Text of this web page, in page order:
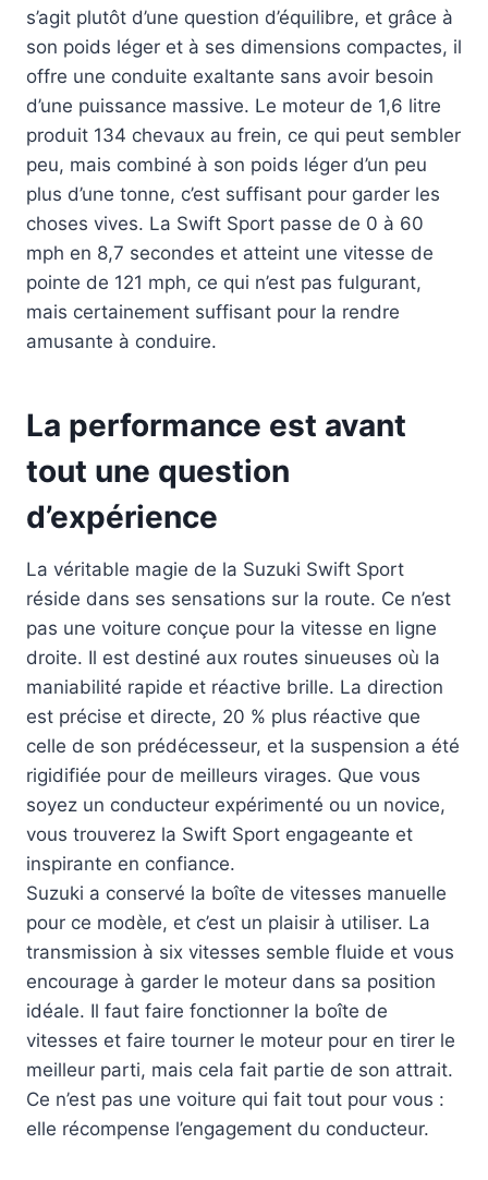
s’agit plutôt d’une question d’équilibre, et grâce à
son poids léger et à ses dimensions compactes, il
offre une conduite exaltante sans avoir besoin
d’une puissance massive. Le moteur de 1,6 litre
produit 134 chevaux au frein, ce qui peut sembler
peu, mais combiné à son poids léger d’un peu
plus d’une tonne, c’est suffisant pour garder les
choses vives. La Swift Sport passe de 0 à 60
mph en 8,7 secondes et atteint une vitesse de
pointe de 121 mph, ce qui n’est pas fulgurant,
mais certainement suffisant pour la rendre
amusante à conduire.
La performance est avant
tout une question
d’expérience
La véritable magie de la Suzuki Swift Sport
réside dans ses sensations sur la route. Ce n’est
pas une voiture conçue pour la vitesse en ligne
droite. Il est destiné aux routes sinueuses où la
maniabilité rapide et réactive brille. La direction
est précise et directe, 20 % plus réactive que
celle de son prédécesseur, et la suspension a été
rigidifiée pour de meilleurs virages. Que vous
soyez un conducteur expérimenté ou un novice,
vous trouverez la Swift Sport engageante et
inspirante en confiance.
Suzuki a conservé la boîte de vitesses manuelle
pour ce modèle, et c’est un plaisir à utiliser. La
transmission à six vitesses semble fluide et vous
encourage à garder le moteur dans sa position
idéale. Il faut faire fonctionner la boîte de
vitesses et faire tourner le moteur pour en tirer le
meilleur parti, mais cela fait partie de son attrait.
Ce n’est pas une voiture qui fait tout pour vous :
elle récompense l’engagement du conducteur.